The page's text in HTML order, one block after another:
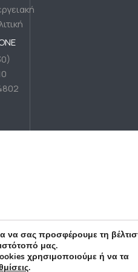
να σας προσφέρουμε τη
μας.
χρησιμοποιούμε ή να τα
.